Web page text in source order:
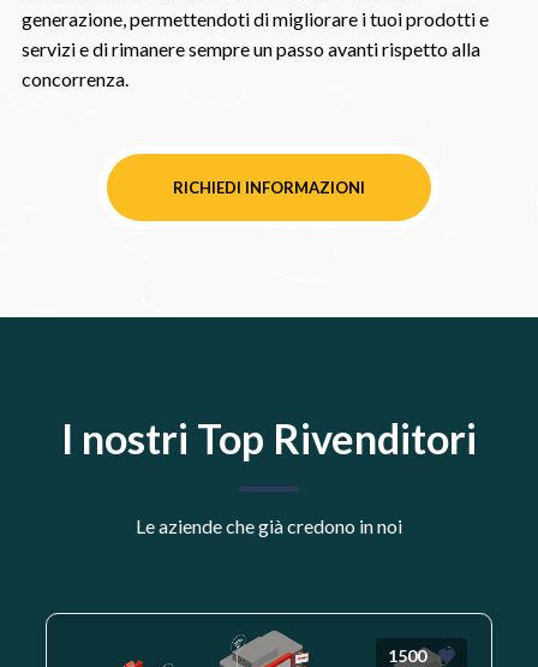
generazione, permettendoti di migliorare i tuoi prodotti e
servizi e di rimanere sempre un passo avanti rispetto alla
concorrenza.
RICHIEDI INFORMAZIONI
I nostri Top Rivenditori
Le aziende che già credono in noi
1500